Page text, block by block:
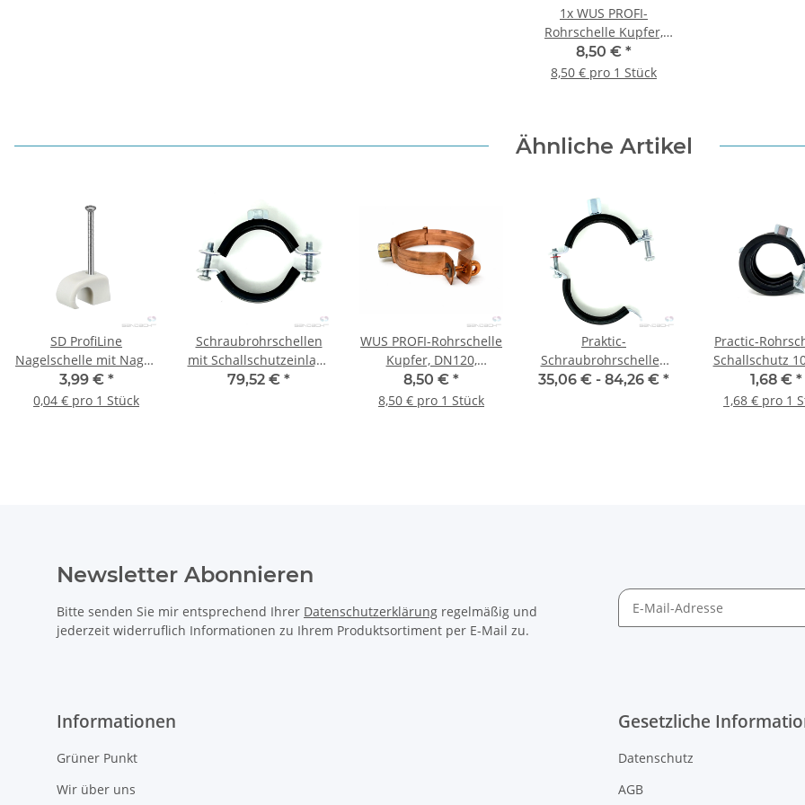
1x WUS PROFI-
Rohrschelle Kupfer,
DN100,
Anschlussgewinde M10
8,50 € *
8,50 € pro 1 Stück
Ähnliche Artikel
SD ProfiLine
Nagelschelle mit Nagel,
7-12 mm / 35 mm, 100
Stück
3,99 € *
0,04 € pro 1 Stück
Schraubrohrschellen
mit Schallschutzeinlage
108-114 mm, 4" 1 Stck.
79,52 € *
WUS PROFI-Rohrschelle
Kupfer, DN120,
Anschlussgewinde M10
8,50 € *
8,50 € pro 1 Stück
Praktic-
Schraubrohrschellen
mit Schallschutzeinlage
35,06 € - 84,26 € *
Practic-
Schallschutz
mm - 1
1,68 € *
1,68 € pro 1
Newsletter Abonnieren
Bitte senden Sie mir entsprechend Ihrer Datenschutzerklärung regelmäßig und
jederzeit widerruflich Informationen zu Ihrem Produktsortiment per E-Mail zu.
Informationen
Grüner Punkt
Wir über uns
Gesetzliche
Datenschutz
AGB